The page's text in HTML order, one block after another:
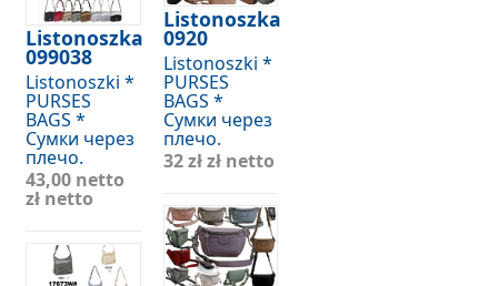
Listonoszka
099038
Listonoszki *
PURSES
BAGS *
Сумки через
плечо.
43,00 netto
zł netto
Listonoszka
0920
Listonoszki *
PURSES
BAGS *
Сумки через
плечо.
32 złzł netto